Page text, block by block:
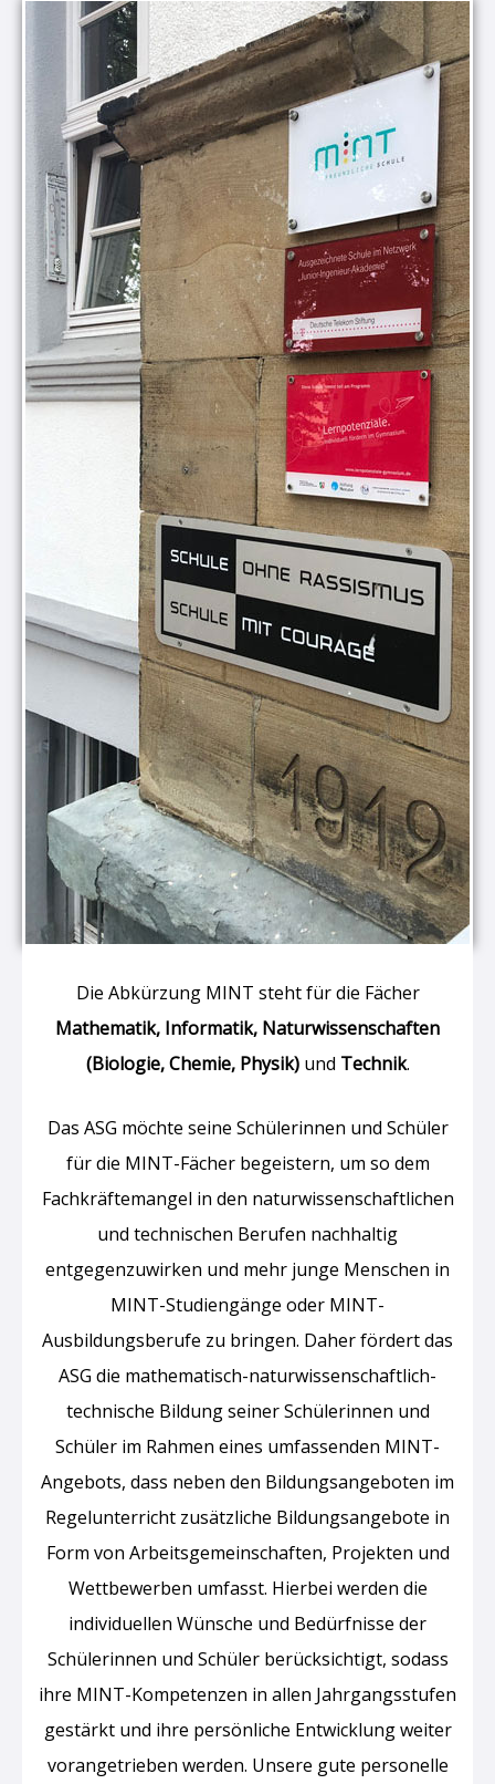
Die Abkürzung MINT steht für die Fächer
Mathematik, Informatik, Naturwissenschaften
(Biologie, Chemie, Physik)und Technik.
Das ASG möchte seine Schülerinnen und Schüler
für die MINT-Fächer begeistern, um so dem
Fachkräftemangel in den naturwissenschaftlichen
und technischen Berufen nachhaltig
entgegenzuwirken und mehr junge Menschen in
MINT-Studiengänge oder MINT-
Ausbildungsberufe zu bringen. Daher fördert das
ASG die mathematisch-naturwissenschaftlich-
technische Bildung seiner Schülerinnen und
Schüler im Rahmen eines umfassenden MINT-
Angebots, dass neben den Bildungsangeboten im
Regelunterricht zusätzliche Bildungsangebote in
Form von Arbeitsgemeinschaften, Projekten und
Wettbewerben umfasst. Hierbei werden die
individuellen Wünsche und Bedürfnisse der
Schülerinnen und Schüler berücksichtigt, sodass
ihre MINT-Kompetenzen in allen Jahrgangsstufen
gestärkt und ihre persönliche Entwicklung weiter
vorangetrieben werden. Unsere gute personelle